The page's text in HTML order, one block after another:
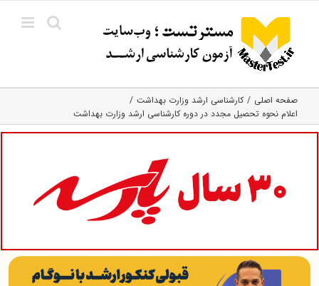
content
صفحه اصلی
کارشناسی ارشد وزارت بهداشت
اعلام نحوه تحصیل مجدد در دوره کارشناسی ارشد وزارت بهداشت